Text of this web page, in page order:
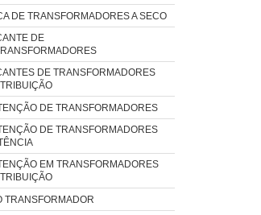
DE TRANSFORMADORES A SECO
DE
DE TRANSFORMADORES
DE TRANSFORMADORES
DE TRANSFORMADORES
EM TRANSFORMADORES
TRANSFORMADOR